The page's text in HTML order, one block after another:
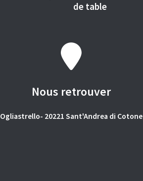
de table
Nous retrouver
Ogliastrello- 20221 Sant'Andrea di Cotone